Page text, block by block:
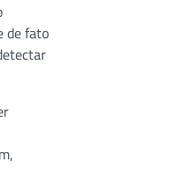
de fato